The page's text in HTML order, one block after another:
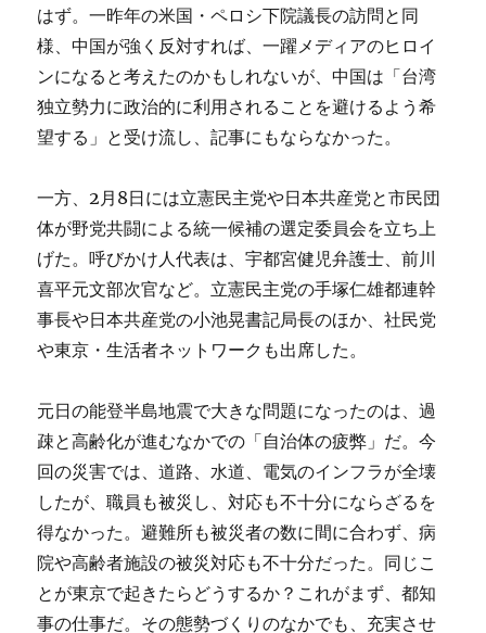
はず。一昨年の米国・ペロシ下院議長の訪問と同
様、中国が強く反対すれば、一躍メディアのヒロイ
ンになると考えたのかもしれないが、中国は「台湾
独立勢力に政治的に利用されることを避けるよう希
望する」と受け流し、記事にもならなかった。
一方、2月8日には立憲民主党や日本共産党と市民団
体が野党共闘による統一候補の選定委員会を立ち上
げた。呼びかけ人代表は、宇都宮健児弁護士、前川
喜平元文部次官など。立憲民主党の手塚仁雄都連幹
事長や日本共産党の小池晃書記局長のほか、社民党
や東京・生活者ネットワークも出席した。
元日の能登半島地震で大きな問題になったのは、過
疎と高齢化が進むなかでの「自治体の疲弊」だ。今
回の災害では、道路、水道、電気のインフラが全壊
したが、職員も被災し、対応も不十分にならざるを
得なかった。避難所も被災者の数に間に合わず、病
院や高齢者施設の被災対応も不十分だった。同じこ
とが東京で起きたらどうするか？これがまず、都知
事の仕事だ。その態勢づくりのなかでも、充実させ